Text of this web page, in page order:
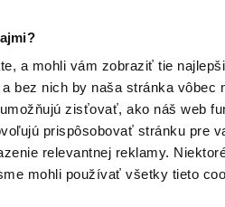
a mohli vám zobraziť tie
bez nich by naša stránka vôbec
zisťovať, ako náš web
prispôsobovať stránku pre
relevantnej reklamy.
mohli používať všetky tieto